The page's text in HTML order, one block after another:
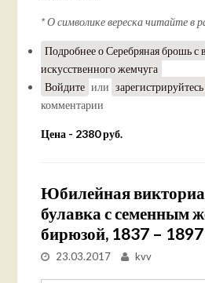
* О символике вереска читайте в
Подробнеео Серебряная брошь с
искусственного жемчуга
Войдите или зарегистрируйтесь
комментарии
Цена - 2380 руб.
Юбилейная
булавка с семенным
бирюзой, 1837 – 1897
23.03.2017 kvv